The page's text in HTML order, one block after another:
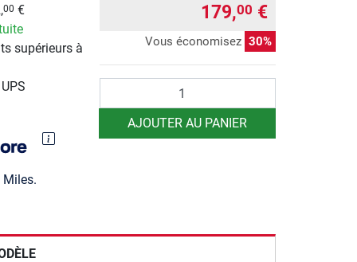
00 €
supérieurs à
Miles.
179,00 €
Vous économisez 30%
AJOUTER AU PANIER